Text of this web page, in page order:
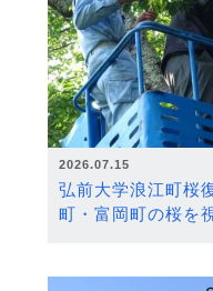
2026.07.15
弘前大学浪江町桜
町・富岡町の桜を